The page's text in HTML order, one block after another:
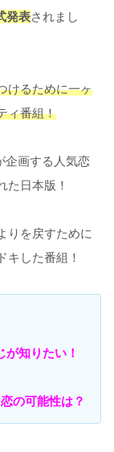
発表されまし
けるために一ヶ
ィ番組！
企画する人気恋
た日本版！
りを戻すために
キした番組！
が知りたい！
の可能性は？